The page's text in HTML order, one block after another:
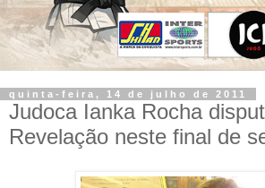
quinta-feira, 14 de julho de 2011
Judoca Ianka Rocha
Revelação neste final de